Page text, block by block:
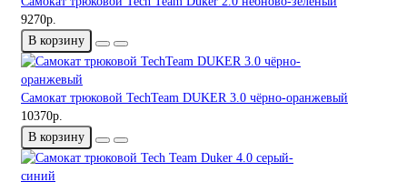
9270р.
В корзину
Самокат трюковой TechTeam DUKER 3.0 чёрно-оранжевый
10370р.
В корзину